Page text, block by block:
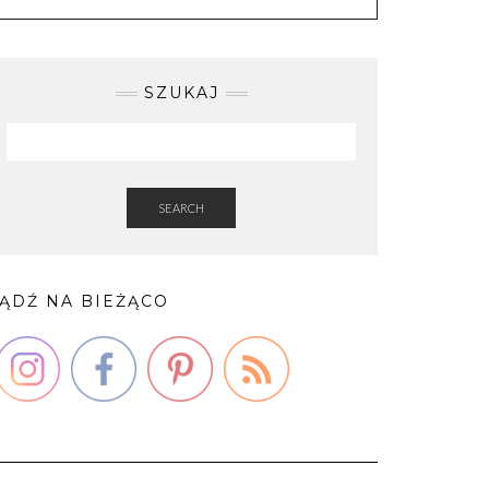
SZUKAJ
SEARCH
NA BIEŻĄCO